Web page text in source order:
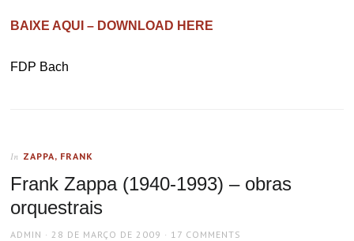
BAIXE AQUI – DOWNLOAD HERE
FDP Bach
In ZAPPA, FRANK
Frank Zappa (1940-1993) – obras
orquestrais
AUTHOR
ADMIN
POSTED
28 DE MARÇO DE 2009 17 COMMENTS